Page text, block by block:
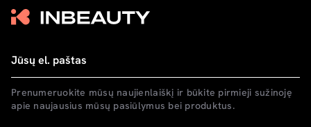
Prenumeruokite mūsų naujienlaiškį ir būkite pirmieji sužinoję
apie naujausius mūsų pasiūlymus bei produktus.